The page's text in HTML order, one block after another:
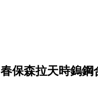
春保森拉天時鎢鋼